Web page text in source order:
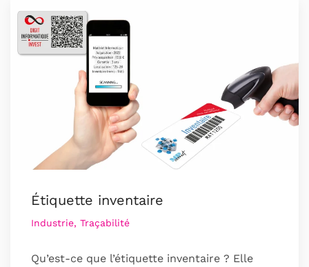
Étiquette inventaire
Industrie, Traçabilité
Qu’est-ce que l’étiquette inventaire ? Elle